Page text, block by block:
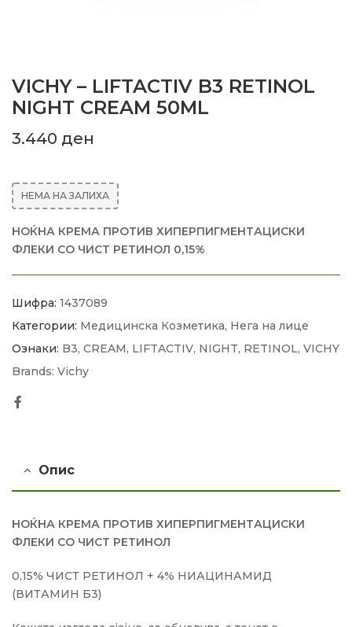
VICHY – LIFTACTIV B3 RETINOL
NIGHT CREAM 50ML
3.440 ден
НЕМА НА ЗАЛИХА
НОЌНА КРЕМА ПРОТИВ ХИПЕРПИГМЕНТАЦИСКИ
ФЛЕКИ СО ЧИСТ РЕТИНОЛ 0,15%
Шифра: 1437089
Категории: Медицинска Козметика, Нега на лице
Ознаки: B3, CREAM, LIFTACTIV, NIGHT, RETINOL, VICHY
Brands: Vichy
Опис
НОЌНА КРЕМА ПРОТИВ ХИПЕРПИГМЕНТАЦИСКИ
ФЛЕКИ СО ЧИСТ РЕТИНОЛ
0,15% ЧИСТ РЕТИНОЛ + 4% НИАЦИНАМИД
(ВИТАМИН Б3)